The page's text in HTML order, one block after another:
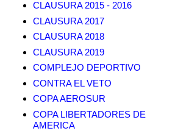
CLAUSURA 2015 - 2016
CLAUSURA 2017
CLAUSURA 2018
CLAUSURA 2019
COMPLEJO DEPORTIVO
CONTRA EL VETO
COPA AEROSUR
COPA LIBERTADORES DE
AMERICA